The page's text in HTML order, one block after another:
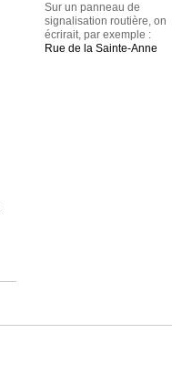
Sur un panneau de
signalisation routière, on
écrirait, par exemple :
Rue de la Sainte-Anne